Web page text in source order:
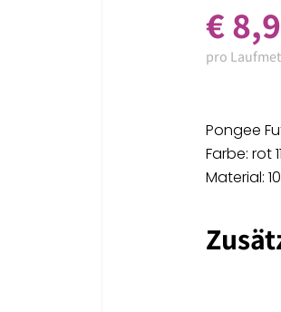
€
pro
Pongee
Farbe: rot
Material: